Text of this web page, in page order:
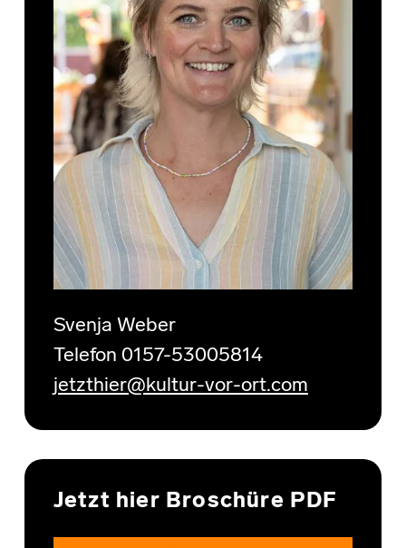
Svenja Weber
Telefon 0157-53005814
jetzthier@kultur-vor-ort.com
Jetzt hier Broschüre PDF